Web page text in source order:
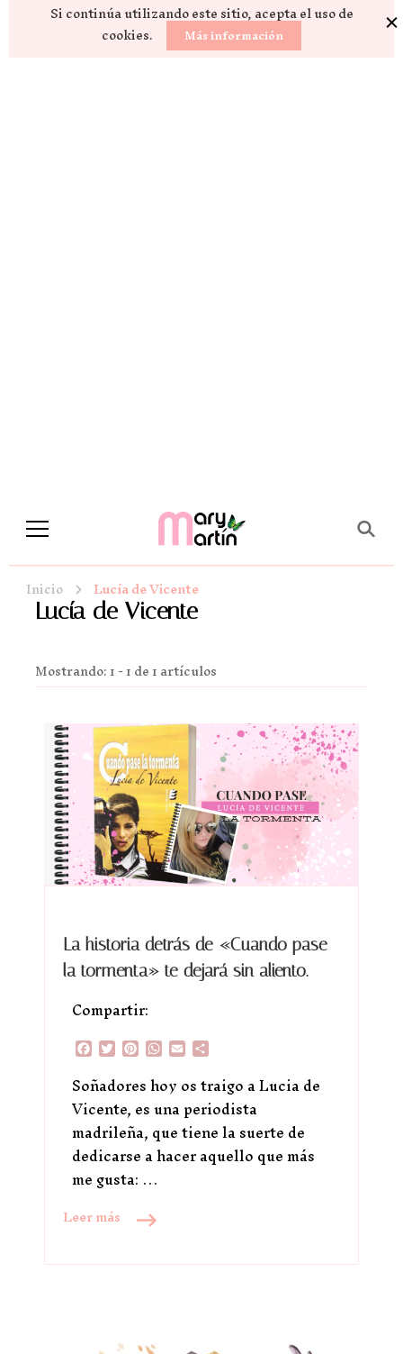
Si continúa utilizando este sitio, acepta el uso de
cookies. Más información
Novela Romántica y Lifestyle
Inicio Lucía de Vicente
Lucía de Vicente
Mostrando: 1 - 1 de 1 artículos
La historia detrás de «Cuando pase
la tormenta» te dejará sin aliento.
Compartir:
Facebook
Twitter
Pinterest
WhatsApp
Email
Soñadores hoy os traigo a Lucia de
Vicente, es una periodista
madrileña, que tiene la suerte de
dedicarse a hacer aquello que más
me gusta: …
Leer más